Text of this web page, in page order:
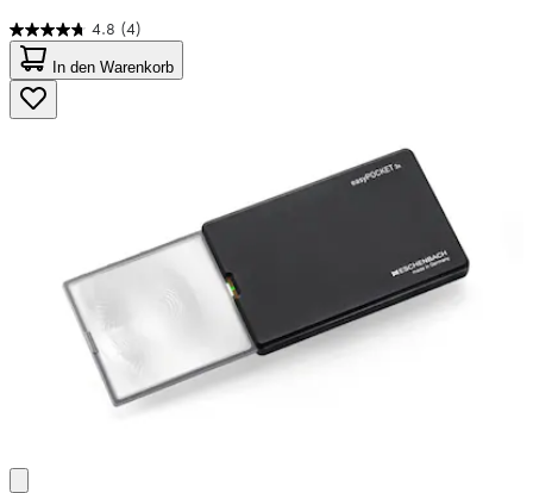
4.8 (4)
4.8
von
5
Sternen.
4
In den Warenkorb